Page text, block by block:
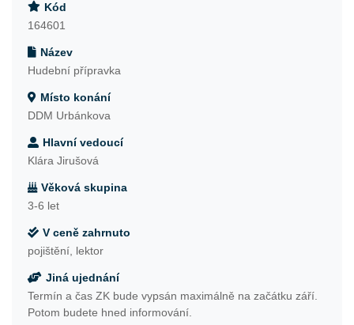
Kód
164601
Název
Hudební přípravka
Místo konání
DDM Urbánkova
Hlavní vedoucí
Klára Jirušová
Věková skupina
3-6 let
V ceně zahrnuto
pojištění, lektor
Jiná ujednání
Termín a čas ZK bude vypsán maximálně na začátku září.
Potom budete hned informování.